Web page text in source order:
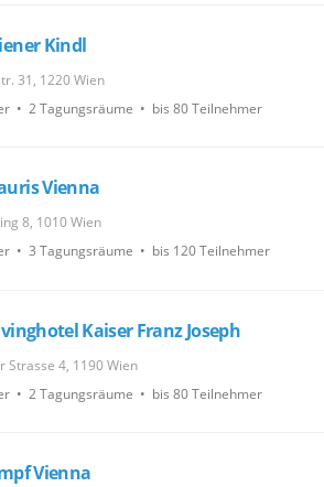
Kindl
31, 1220 Wien
• 2 Tagungsräume • bis 80 Teilnehmer
Vienna
8, 1010 Wien
• 3 Tagungsräume • bis 120 Teilnehmer
Kaiser Franz Joseph
Strasse 4, 1190 Wien
• 2 Tagungsräume • bis 80 Teilnehmer
Vienna